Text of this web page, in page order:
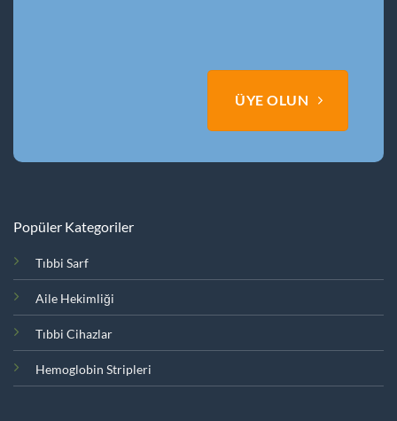
ÜYE OLUN
Popüler Kategoriler
Tıbbi Sarf
Aile Hekimliği
Tıbbi Cihazlar
Hemoglobin Stripleri